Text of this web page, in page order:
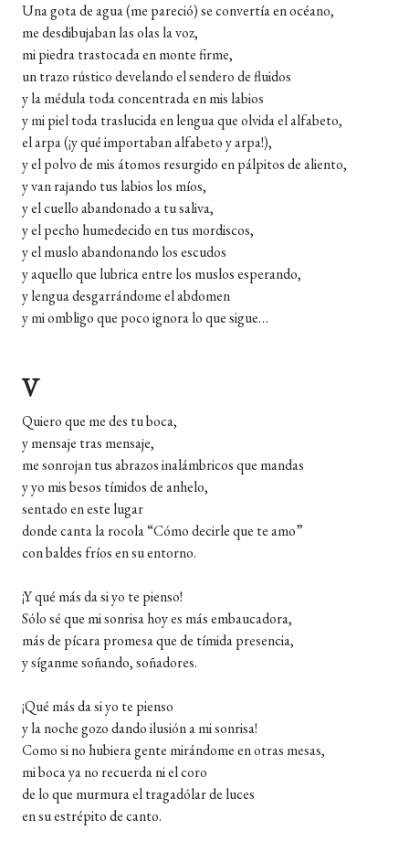
Una gota de agua (me pareció) se convertía en océano,
me desdibujaban las olas la voz,
mi piedra trastocada en monte firme,
un trazo rústico develando el sendero de fluidos
y la médula toda concentrada en mis labios
y mi piel toda traslucida en lengua que olvida el alfabeto,
el arpa (¡y qué importaban alfabeto y arpa!),
y el polvo de mis átomos resurgido en pálpitos de aliento,
y van rajando tus labios los míos,
y el cuello abandonado a tu saliva,
y el pecho humedecido en tus mordiscos,
y el muslo abandonando los escudos
y aquello que lubrica entre los muslos esperando,
y lengua desgarrándome el abdomen
y mi ombligo que poco ignora lo que sigue…
V
Quiero que me des tu boca,
y mensaje tras mensaje,
me sonrojan tus abrazos inalámbricos que mandas
y yo mis besos tímidos de anhelo,
sentado en este lugar
donde canta la rocola “Cómo decirle que te amo”
con baldes fríos en su entorno.
¡Y qué más da si yo te pienso!
Sólo sé que mi sonrisa hoy es más embaucadora,
más de pícara promesa que de tímida presencia,
y síganme soñando, soñadores.
¡Qué más da si yo te pienso
y la noche gozo dando ilusión a mi sonrisa!
Como si no hubiera gente mirándome en otras mesas,
mi boca ya no recuerda ni el coro
de lo que murmura el tragadólar de luces
en su estrépito de canto.